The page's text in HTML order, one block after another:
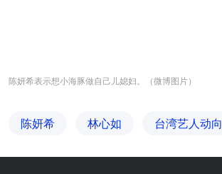
陈妍希表示想小海豚做自己儿媳妇。（微博图片）
陈妍希 林心如 台湾艺人动向